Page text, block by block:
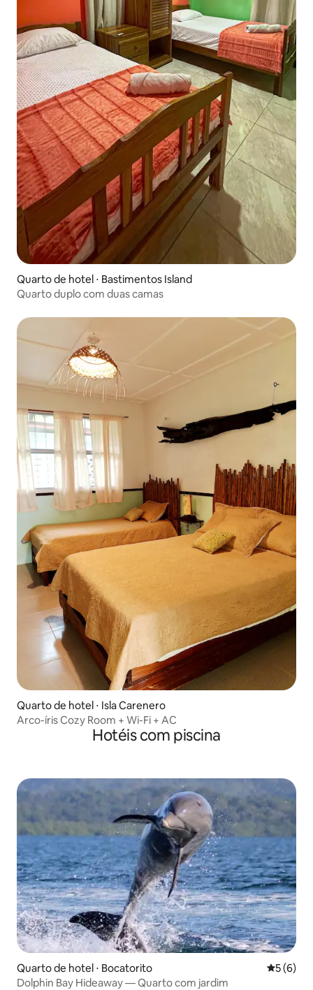
Quarto de hotel ⋅ Bastimentos Island
Quarto duplo com duas camas
Quarto de hotel ⋅ Isla Carenero
Arco-íris Cozy Room + Wi-Fi + AC
Hotéis com piscina
Quarto de hotel ⋅ Bocatorito 5 de
5 (6)
Dolphin Bay Hideaway — Quarto com jardim